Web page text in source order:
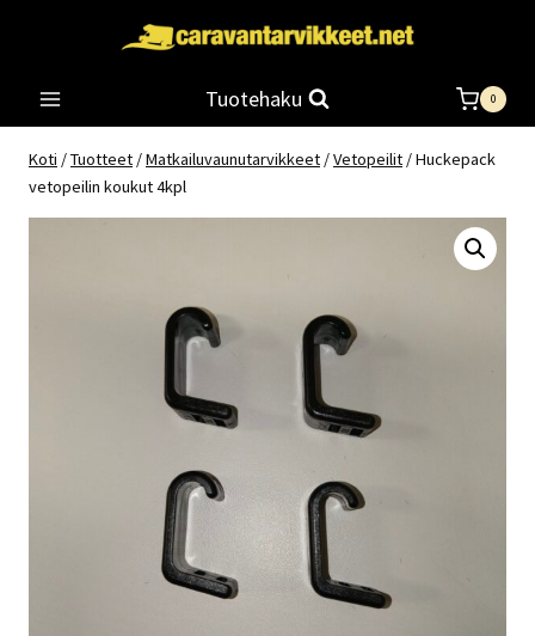
Tuotehaku 0
Koti /Tuotteet /Matkailuvaunutarvikkeet /Vetopeilit /Huckepack
vetopeilin koukut 4kpl